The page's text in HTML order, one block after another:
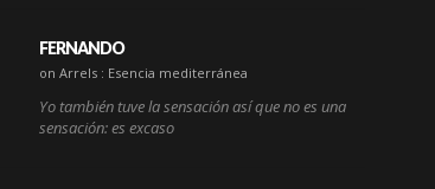
FERNANDO
on Arrels : Esencia mediterránea
Yo también tuve la sensación así que no es una
sensación: es excaso